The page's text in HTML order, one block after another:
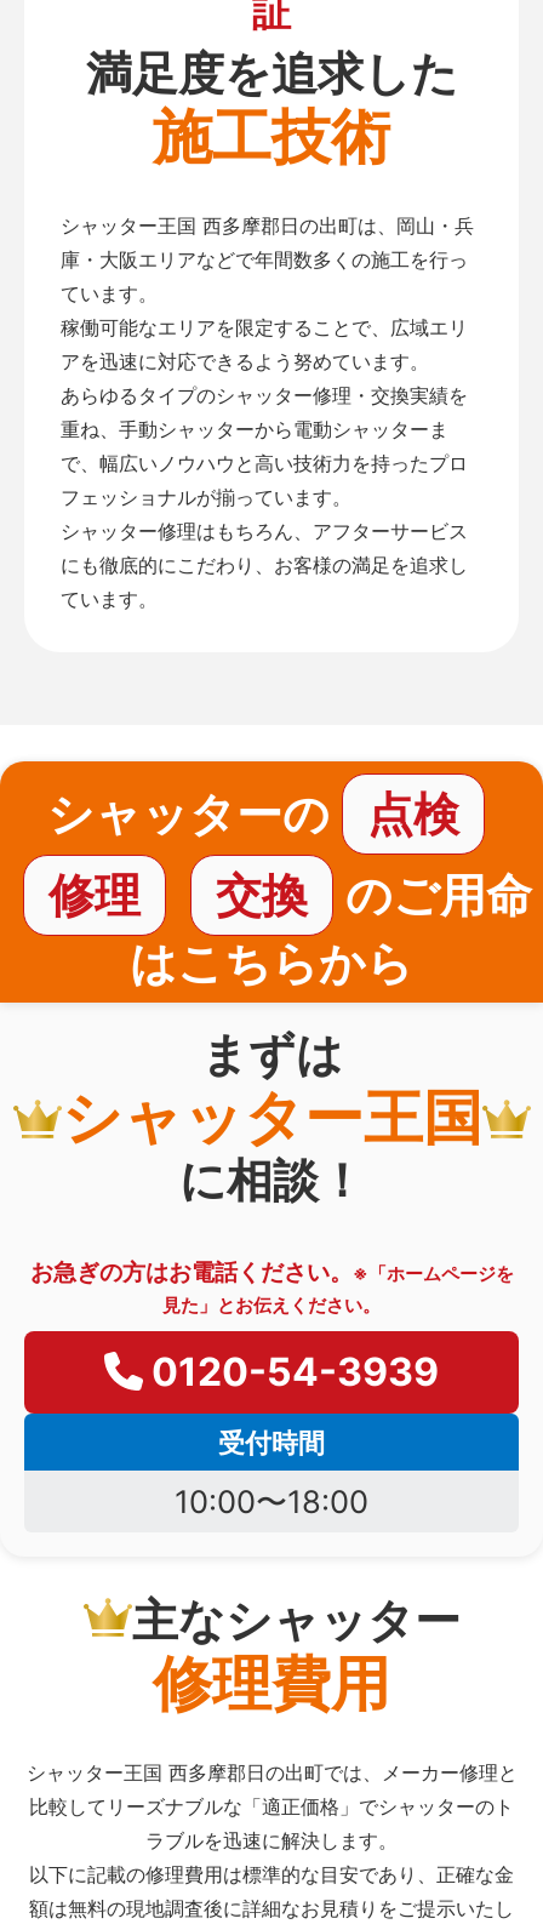
証
満足度を追求した
施工技術
シャッター王国 西多摩郡日の出町は、岡山・兵
庫・大阪エリアなどで年間数多くの施工を行っ
ています。
稼働可能なエリアを限定することで、広域エリ
アを迅速に対応できるよう努めています。
あらゆるタイプのシャッター修理・交換実績を
重ね、手動シャッターから電動シャッターま
で、幅広いノウハウと高い技術力を持ったプロ
フェッショナルが揃っています。
シャッター修理はもちろん、アフターサービス
にも徹底的にこだわり、お客様の満足を追求し
ています。
シャッターの
点検
修理
交換
のご用命
はこちらから
まずは
シャッター王国
に相談！
お急ぎの方はお電話ください。
※「ホームページを
見た」とお伝えください。
0120-54-3939
受付時間
10:00〜18:00
主なシャッター
修理費用
シャッター王国 西多摩郡日の出町では、メーカー修理と
比較してリーズナブルな「適正価格」でシャッターのト
ラブルを迅速に解決します。
以下に記載の修理費用は標準的な目安であり、正確な金
額は無料の現地調査後に詳細なお見積りをご提示いたし